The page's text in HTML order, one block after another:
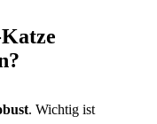
. Wichtig ist